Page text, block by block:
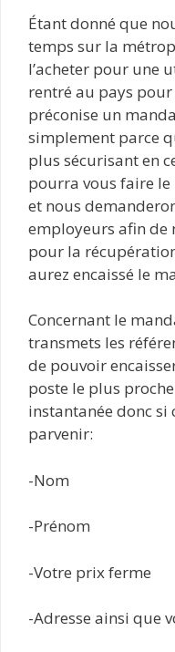
Étant donné que
temps sur la
l’acheter pour une
rentré au pays
préconise un
simplement parce
plus sécurisant en
pourra vous faire
et nous
employeurs afin de
pour la
aurez encaissé le
Concernant le
transmets les
de pouvoir
poste le plus
instantanée donc si
parvenir:
-Nom
-Prénom
-Votre prix ferme
-Adresse ainsi que